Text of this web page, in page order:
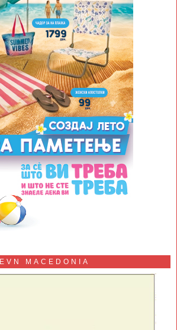
EVN MACEDONIA